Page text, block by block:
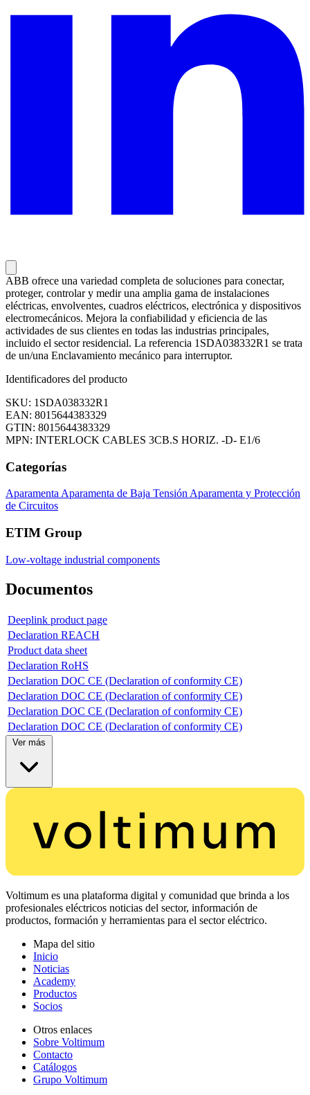
ABB ofrece una variedad completa de soluciones para conectar,
proteger, controlar y medir una amplia gama de instalaciones
eléctricas, envolventes, cuadros eléctricos, electrónica y dispositivos
electromecánicos. Mejora la confiabilidad y eficiencia de las
actividades de sus clientes en todas las industrias principales,
incluido el sector residencial. La referencia 1SDA038332R1 se trata
de un/una Enclavamiento mecánico para interruptor.
Identificadores del producto
SKU: 1SDA038332R1
EAN: 8015644383329
GTIN: 8015644383329
MPN: INTERLOCK CABLES 3CB.S HORIZ. -D- E1/6
Categorías
Aparamenta Aparamenta de Baja Tensión Aparamenta y Protección
de Circuitos
ETIM Group
Low-voltage industrial components
Documentos
Deeplink product page
Declaration REACH
Product data sheet
Declaration RoHS
Declaration DOC CE (Declaration of conformity CE)
Declaration DOC CE (Declaration of conformity CE)
Declaration DOC CE (Declaration of conformity CE)
Declaration DOC CE (Declaration of conformity CE)
Ver más
Voltimum es una plataforma digital y comunidad que brinda a los
profesionales eléctricos noticias del sector, información de
productos, formación y herramientas para el sector eléctrico.
Mapa del sitio
Inicio
Noticias
Academy
Productos
Socios
Otros enlaces
Sobre Voltimum
Contacto
Catálogos
Grupo Voltimum